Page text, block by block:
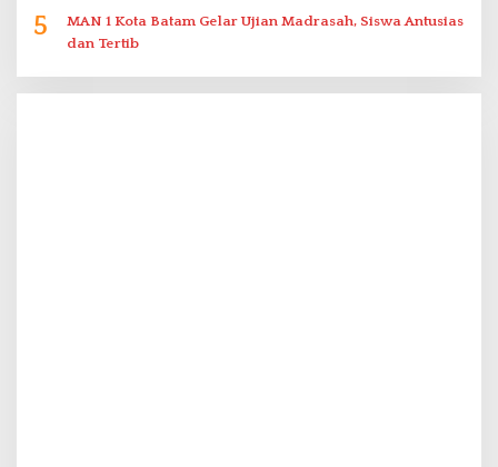
5
MAN 1 Kota Batam Gelar Ujian Madrasah, Siswa Antusias
dan Tertib